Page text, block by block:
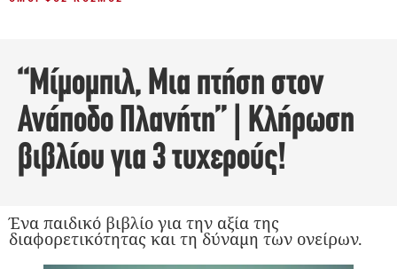
“Μίμομπιλ, Μια πτήση στον
Ανάποδο Πλανήτη” | Κλήρωση
βιβλίου για 3 τυχερούς!
Ένα παιδικό βιβλίο για την αξία της
διαφορετικότητας και τη δύναμη των ονείρων.